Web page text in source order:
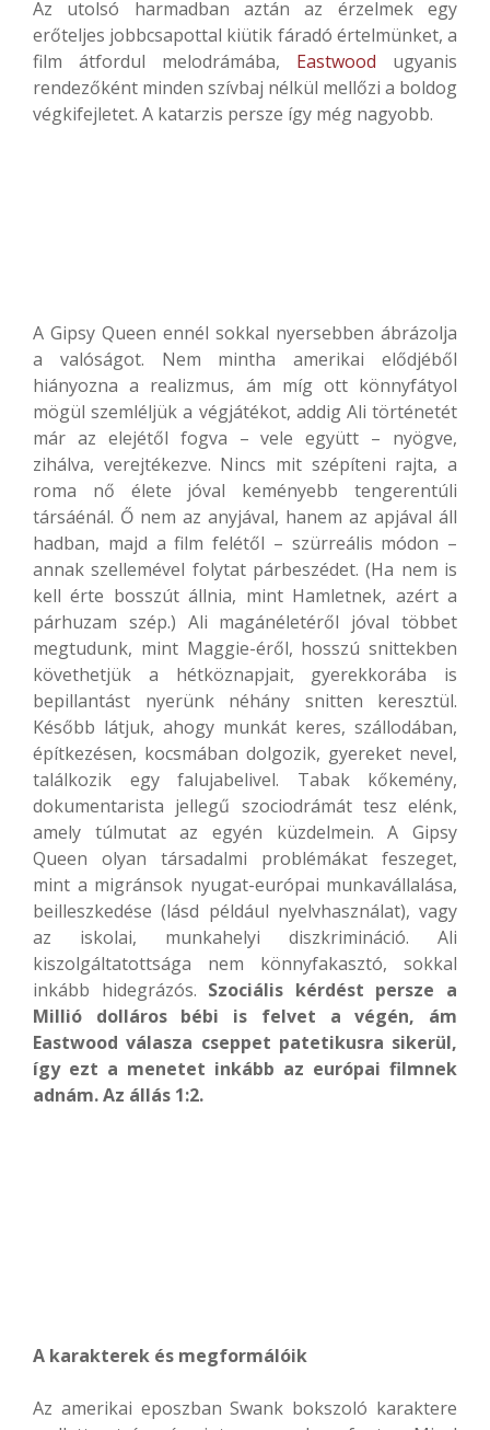
Az utolsó harmadban aztán az érzelmek egy
erőteljes jobbcsapottal kiütik fáradó értelmünket, a
film átfordul melodrámába, Eastwood ugyanis
rendezőként minden szívbaj nélkül mellőzi a boldog
végkifejletet. A katarzis persze így még nagyobb.
A Gipsy Queen ennél sokkal nyersebben ábrázolja
a valóságot. Nem mintha amerikai elődjéből
hiányozna a realizmus, ám míg ott könnyfátyol
mögül szemléljük a végjátékot, addig Ali történetét
már az elejétől fogva – vele együtt – nyögve,
zihálva, verejtékezve. Nincs mit szépíteni rajta, a
roma nő élete jóval keményebb tengerentúli
társáénál. Ő nem az anyjával, hanem az apjával áll
hadban, majd a film felétől – szürreális módon –
annak szellemével folytat párbeszédet. (Ha nem is
kell érte bosszút állnia, mint Hamletnek, azért a
párhuzam szép.) Ali magánéletéről jóval többet
megtudunk, mint Maggie-éről, hosszú snittekben
követhetjük a hétköznapjait, gyerekkorába is
bepillantást nyerünk néhány snitten keresztül.
Később látjuk, ahogy munkát keres, szállodában,
építkezésen, kocsmában dolgozik, gyereket nevel,
találkozik egy falujabelivel. Tabak kőkemény,
dokumentarista jellegű szociodrámát tesz elénk,
amely túlmutat az egyén küzdelmein. A Gipsy
Queen olyan társadalmi problémákat feszeget,
mint a migránsok nyugat-európai munkavállalása,
beilleszkedése (lásd például nyelvhasználat), vagy
az iskolai, munkahelyi diszkrimináció. Ali
kiszolgáltatottsága nem könnyfakasztó, sokkal
inkább hidegrázós. Szociális kérdést persze a
Millió dolláros bébi is felvet a végén, ám
Eastwood válasza cseppet patetikusra sikerül,
így ezt a menetet inkább az európai filmnek
adnám. Az állás 1:2.
A karakterek és megformálóik
Az amerikai eposzban Swank bokszoló karaktere